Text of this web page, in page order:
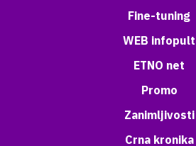
Fine-tuning
WEB infopult
ETNO net
Promo
Zanimljivosti
Crna kronika